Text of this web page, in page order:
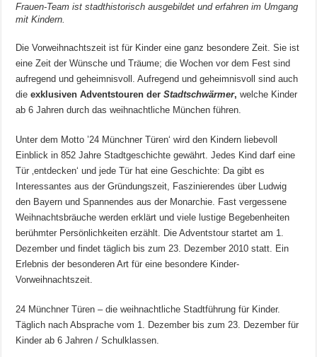
Frauen-Team ist stadthistorisch ausgebildet und erfahren im Umgang
mit Kindern.
Die Vorweihnachtszeit ist für Kinder eine ganz besondere Zeit. Sie ist
eine Zeit der Wünsche und Träume; die Wochen vor dem Fest sind
aufregend und geheimnisvoll. Aufregend und geheimnisvoll sind auch
dieexklusiven Adventstouren derStadtschwärmer, welche Kinder
ab 6 Jahren durch das weihnachtliche München führen.
Unter dem Motto ’24 Münchner Türen‘ wird den Kindern liebevoll
Einblick in 852 Jahre Stadtgeschichte gewährt. Jedes Kind darf eine
Tür ‚entdecken‘ und jede Tür hat eine Geschichte: Da gibt es
Interessantes aus der Gründungszeit, Faszinierendes über Ludwig
den Bayern und Spannendes aus der Monarchie. Fast vergessene
Weihnachtsbräuche werden erklärt und viele lustige Begebenheiten
berühmter Persönlichkeiten erzählt. Die Adventstour startet am 1.
Dezember und findet täglich bis zum 23. Dezember 2010 statt. Ein
Erlebnis der besonderen Art für eine besondere Kinder-
Vorweihnachtszeit.
24 Münchner Türen – die weihnachtliche Stadtführung für Kinder.
Täglich nach Absprache vom 1. Dezember bis zum 23. Dezember für
Kinder ab 6 Jahren / Schulklassen.